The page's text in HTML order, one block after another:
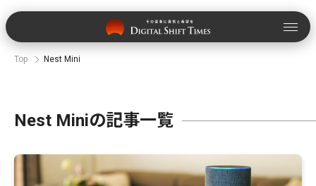
Top Nest Mini
Nest Miniの記事一覧